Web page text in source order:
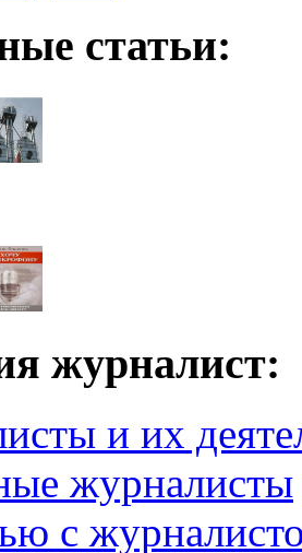
статьи:
журналист:
и их
журналисты
с